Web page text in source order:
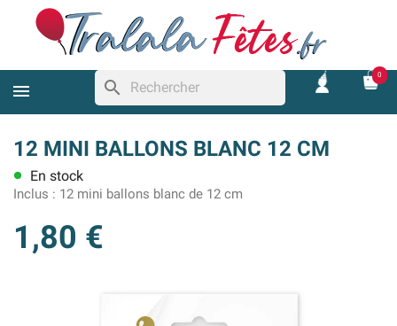
search
0
12 MINI BALLONS BLANC 12 CM
lens En stock
Inclus : 12 mini ballons blanc de 12 cm
1,80 €